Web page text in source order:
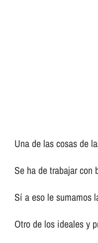
Una de las cosas de
Se ha de trabajar con
Sí­ a eso le sumamos
Otro de los ideales y